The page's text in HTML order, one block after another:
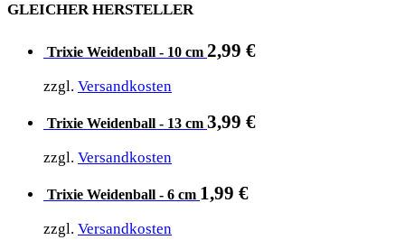
GLEICHER HERSTELLER
Trixie Weidenball - 10 cm 2,99 €
zzgl. Versandkosten
Trixie Weidenball - 13 cm 3,99 €
zzgl. Versandkosten
Trixie Weidenball - 6 cm 1,99 €
zzgl. Versandkosten